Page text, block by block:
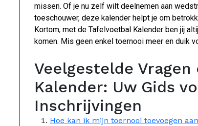
missen. Of je nu zelf wilt deelnemen aan
toeschouwer, deze kalender helpt je om
Kortom, met de Tafelvoetbal Kalender ben jij
komen. Mis geen enkel toernooi meer en duik
Veelgestelde
Kalender: Uw Gids
Inschrijvingen
Hoe kan ik mijn toernooi toevoegen